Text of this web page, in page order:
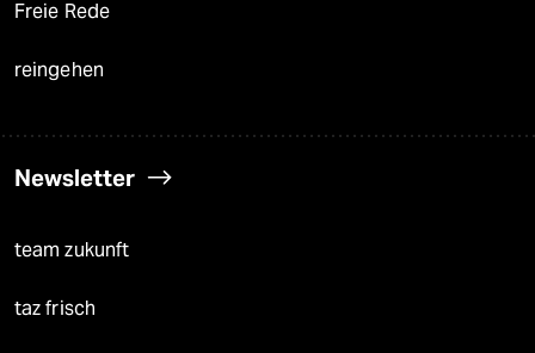
Freie Rede
reingehen
Newsletter
team zukunft
taz frisch